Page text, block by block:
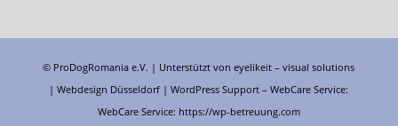
© ProDogRomania e.V. | Unterstützt voneyelikeit – visual solutions
| Webdesign Düsseldorf |WordPress Support – WebCare Service:
WebCare Service: https://wp-betreuung.com